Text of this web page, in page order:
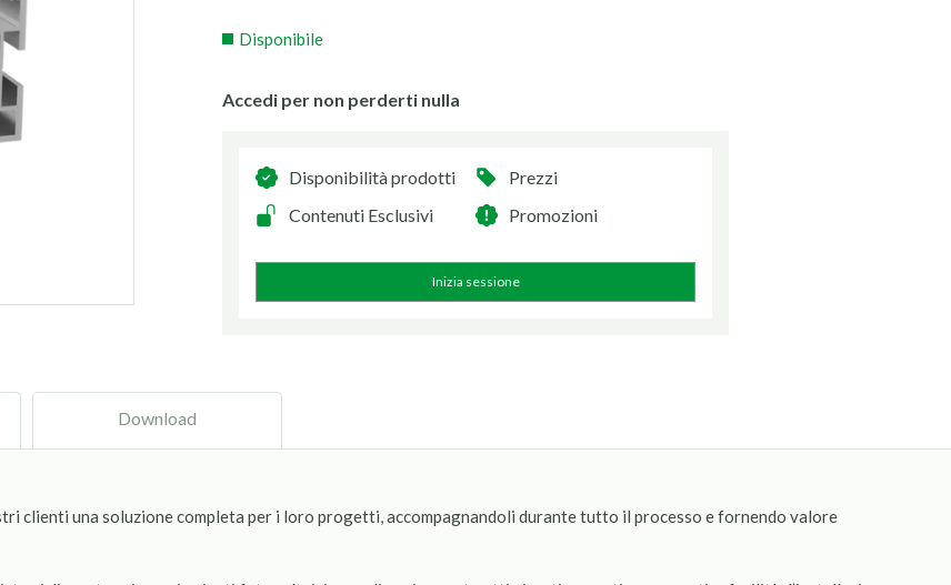
Disponibile
Accedi per non perderti nulla
Disponibilità prodotti
Prezzi
Contenuti Esclusivi
Promozioni
Inizia sessione
Download
clienti una soluzione completa per i loro progetti, accompagnandoli durante tutto il processo e fornendo valore